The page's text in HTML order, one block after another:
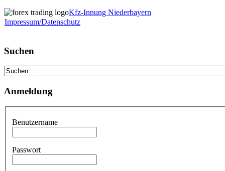
Kfz-Innung Niederbayern
Impressum/Datenschutz
Suchen
Anmeldung
Benutzername
Passwort